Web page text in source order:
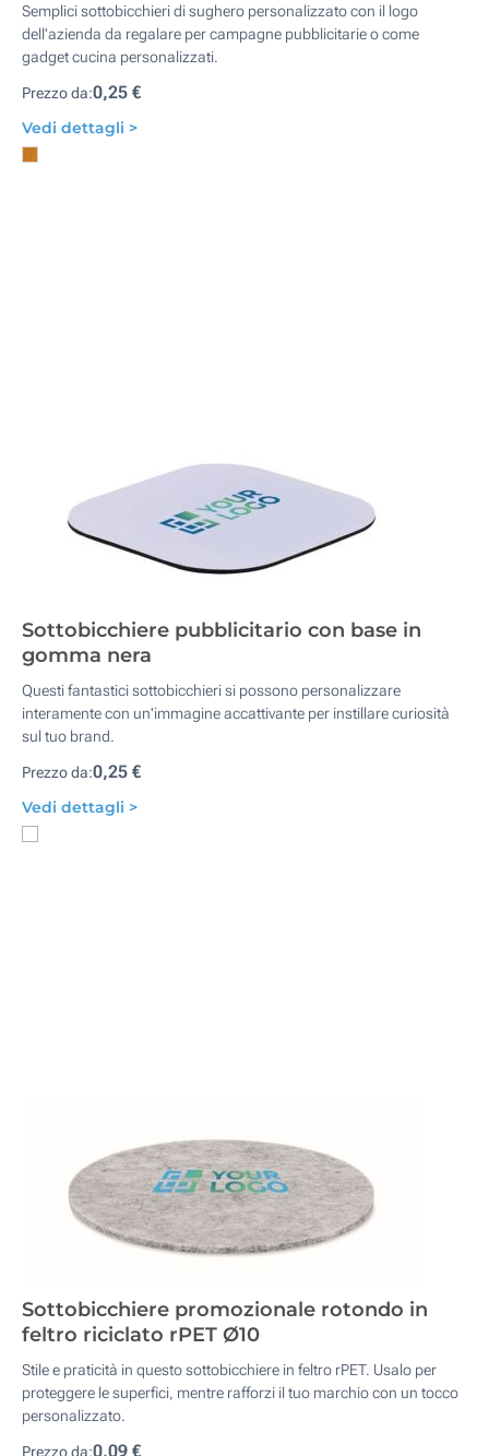
Semplici sottobicchieri di sughero personalizzato con il logo
dell'azienda da regalare per campagne pubblicitarie o come
gadget cucina personalizzati.
Prezzo da:0,25 €
Vedi dettagli >
Sottobicchiere pubblicitario con base in
gomma nera
Questi fantastici sottobicchieri si possono personalizzare
interamente con un'immagine accattivante per instillare curiosità
sul tuo brand.
Prezzo da:0,25 €
Vedi dettagli >
Sottobicchiere promozionale rotondo in
feltro riciclato rPET Ø10
Stile e praticità in questo sottobicchiere in feltro rPET. Usalo per
proteggere le superfici, mentre rafforzi il tuo marchio con un tocco
personalizzato.
Prezzo da:0,09 €